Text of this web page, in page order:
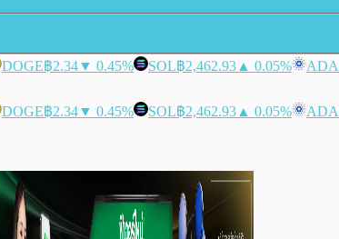
DOGE฿2.34▼ 0.45% SOL฿2,462.93 ▲ 0.05% ADA
DOGE฿2.34▼ 0.45% SOL฿2,462.93 ▲ 0.05% ADA